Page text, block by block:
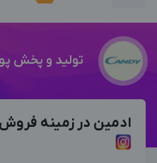
تولید و پخش
ادمین در زمینه